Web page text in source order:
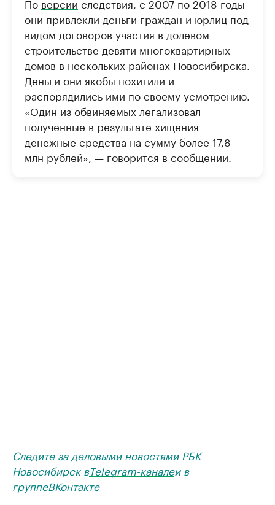
они привлекли деньги граждан и юрлиц под
видом договоров участия в долевом
строительстве девяти многоквартирных
домов в нескольких районах Новосибирска.
Деньги они якобы похитили и
распорядились ими по своему усмотрению.
«Один из обвиняемых легализовал
полученные в результате хищения
денежные средства на сумму более 17,8
млн рублей», — говорится в сообщении.
Следите за деловыми новостями РБК
Новосибирск вTelegram-каналеи в
группеВКонтакте